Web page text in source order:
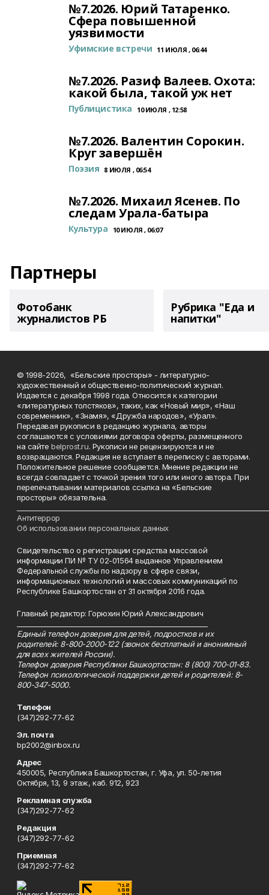
№7.2026. Юрий Татаренко.
Сфера повышенной
уязвимости
Уфимские встречи 11 ИЮЛЯ , 06:44
№7.2026. Разиф Валеев. Охота:
какой была, такой уж нет
Публицистика 10 ИЮЛЯ , 12:58
№7.2026. Валентин Сорокин.
Круг завершён
Поэзия 8 ИЮЛЯ , 06:54
№7.2026. Михаил Ясенев. По
следам Урала-батыра
Культура 10 ИЮЛЯ , 06:07
Партнеры
Фотобанк
журналистов РБ
Рубрика "Еда и
напитки"
© 1998-2026, «Бельские просторы» - литературно-
художественный и общественно-политический журнал.
Издается с декабря 1998 года. Относится к категории
«литературных толстяков», таких, как «Новый мир», «Наш
современник», «Знамя», «Дружба народов», «Урал».
Передавая рукописи в редакцию журнала, авторы
соглашаются с условиями договора оферты, размещенного
на сайтеbelprost.ru. Рукописи не рецензируются и не
возвращаются. Редакция не вступает в переписку с авторами.
Положительное решение сообщается. Мнение редакции не
всегда совпадает с точкой зрения того или иного автора. При
перепечатывании материалов ссылка на «Бельские
просторы» обязательна.
Антитеррор
Об использовании персональных данных
Свидетельство о регистрации средства массовой
информации ПИ № ТУ 02-01564 выданное Управлением
Федеральной службы по надзору в сфере связи,
информационных технологий и массовых коммуникаций по
Республике Башкортостан от 31 октября 2016 года.
Главный редактор: Горюхин Юрий Александрович
Единый телефон доверия для детей, подростков и их
родителей: 8-800-2000-122 (звонок бесплатный и анонимный
для всех жителей России).
Телефон доверия Республики Башкортостан: 8 (800) 700-01-83.
Телефон психологической поддержки детей и родителей: 8-
800-347-5000.
Телефон
(347)292-77-62
Эл. почта
bp2002@inbox.ru
Адрес
450005, Республика Башкортостан, г. Уфа, ул. 50-летия
Октября, 13, 9 этаж, каб. 912, 923
Рекламная служба
(347)292-77-62
Редакция
(347)292-77-62
Приемная
(347)292-77-62